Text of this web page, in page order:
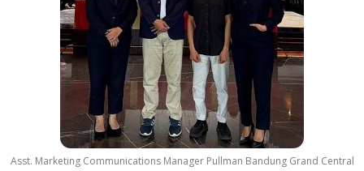
Asst. Marketing Communications Manager Pullman Bandung Grand Central